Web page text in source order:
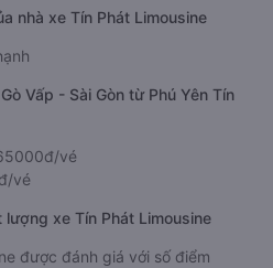
nhà xe Tín Phát Limousine
Vấp - Sài Gòn từ Phú Yên Tín
vé
vé
xe Tín Phát Limousine
được đánh giá với số điểm